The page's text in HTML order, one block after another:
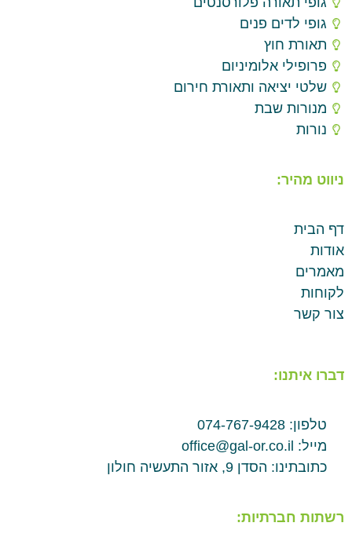
גופי לדים פנים
תאורת חוץ
פרופילי אלומיניום
שלטי יציאה ותאורת חירום
מנורות שבת
נורות
ניווט מהיר:
דף הבית
אודות
מאמרים
לקוחות
צור קשר
דברו איתנו:
טלפון: 074-767-9428
מייל: office@gal-or.co.il
כתובתינו: הסדן 9, אזור התעשיה חולון
רשתות חברתיות: